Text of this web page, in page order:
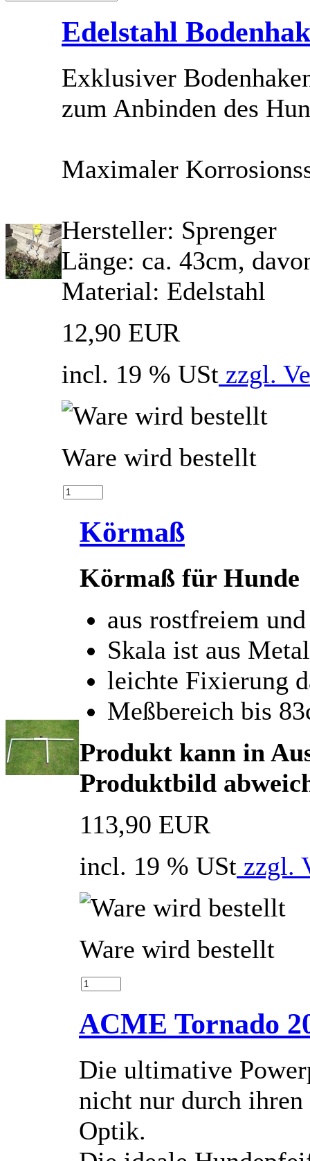
Edelstahl
Exklusiver
zum Anbinden des
Maximaler
Hersteller: Sprenger
Länge: ca. 43cm,
Material: Edelstahl
12,90 EUR
incl. 19 % USt zzgl.
Ware wird bestellt
Körmaß
Körmaß für Hunde
aus rostfreiem
Skala ist aus
leichte Fixierung
Meßbereich bis
Produkt kann in
Produktbild
113,90 EUR
incl. 19 % USt zzgl.
Ware wird bestellt
ACME Tornado
Die ultimative
nicht nur durch
Optik.